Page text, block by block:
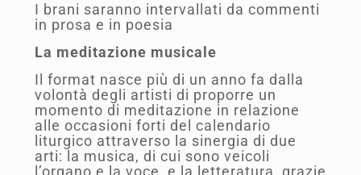
I brani saranno intervallati da commenti
in prosa e in poesia
La meditazione musicale
Il format nasce più di un anno fa dalla
volontà degli artisti di proporre un
momento di meditazione in relazione
alle occasioni forti del calendario
liturgico attraverso la sinergia di due
arti: la musica, di cui sono veicoli